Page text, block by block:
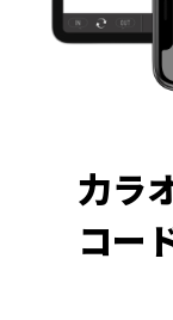
力ラ
コー